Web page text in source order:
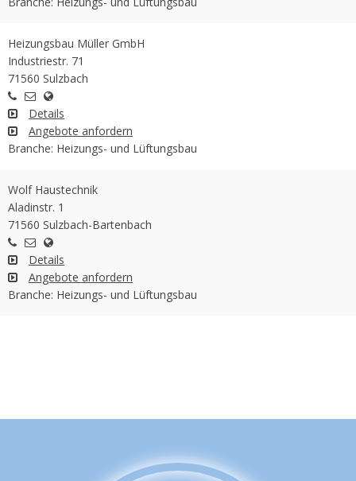
Heizungsbau Müller GmbH
Industriestr. 71
71560 Sulzbach
Details
Angebote anfordern
Branche: Heizungs- und Lüftungsbau
Wolf Haustechnik
Aladinstr. 1
71560 Sulzbach-Bartenbach
Details
Angebote anfordern
Branche: Heizungs- und Lüftungsbau